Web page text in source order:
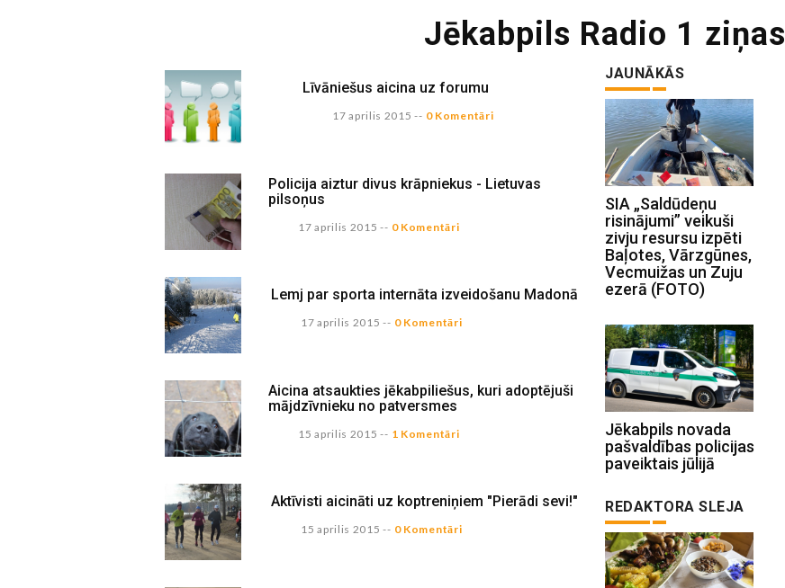
Jēkabpils Radio 1 ziņas
Līvāniešus aicina uz forumu
17 aprilis 2015 -- 0 Komentāri
Policija aiztur divus krāpniekus - Lietuvas
pilsoņus
17 aprilis 2015 -- 0 Komentāri
Lemj par sporta internāta izveidošanu Madonā
17 aprilis 2015 -- 0 Komentāri
Aicina atsaukties jēkabpiliešus, kuri adoptējuši
mājdzīvnieku no patversmes
15 aprilis 2015 -- 1 Komentāri
Aktīvisti aicināti uz koptreniņiem "Pierādi sevi!"
15 aprilis 2015 -- 0 Komentāri
JAUNĀKĀS
SIA „Saldūdeņu
risinājumi” veikuši
zivju resursu izpēti
Baļotes, Vārzgūnes,
Vecmuižas un Zuju
ezerā (FOTO)
Jēkabpils novada
pašvaldības policijas
paveiktais jūlijā
REDAKTORA SLEJA